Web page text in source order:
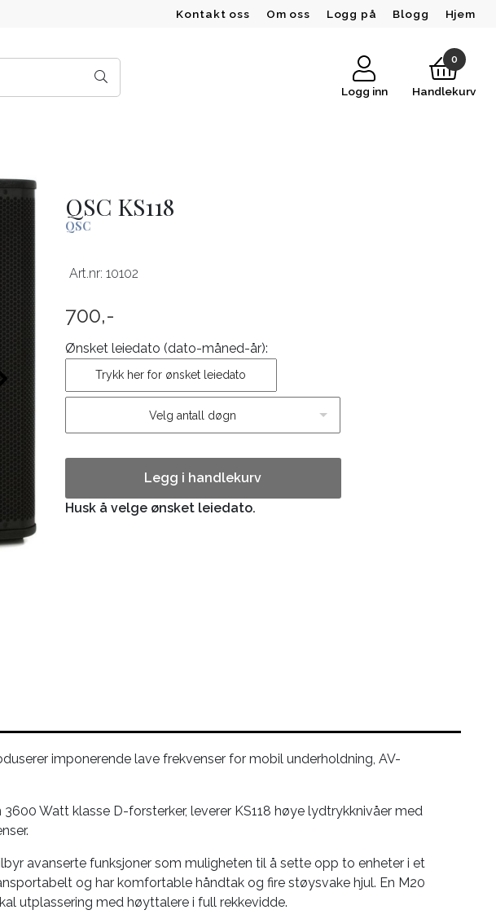
Kontakt oss Om oss Logg på Blogg Hjem
Logg inn
0
Handlekurv
QSC KS118
QSC
Art.nr: 10102
700,-
Ønsket leiedato (dato-måned-år):
Velg antall døgn
Legg i handlekurv
Husk å velge ønsket leiedato.
imponerende lave frekvenser for mobil underholdning, AV-
Watt klasse D-forsterker, leverer KS118 høye lydtrykknivåer med
avanserte funksjoner som muligheten til å sette opp to enheter i et
og har komfortable håndtak og fire støysvake hjul. En M20
utplassering med høyttalere i full rekkevidde.